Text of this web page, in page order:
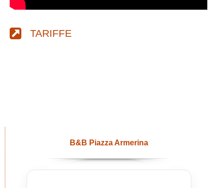
TARIFFE
B&B Piazza Armerina